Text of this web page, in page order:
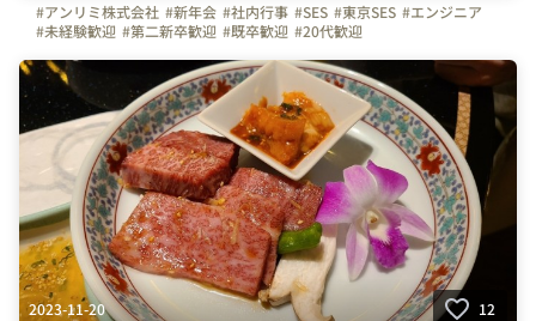
#アンリミ株式会社 #新年会 #社内行事 #SES #東京SES #エンジニア
#未経験歓迎 #第二新卒歓迎 #既卒歓迎 #20代歓迎
2023-11-20 12